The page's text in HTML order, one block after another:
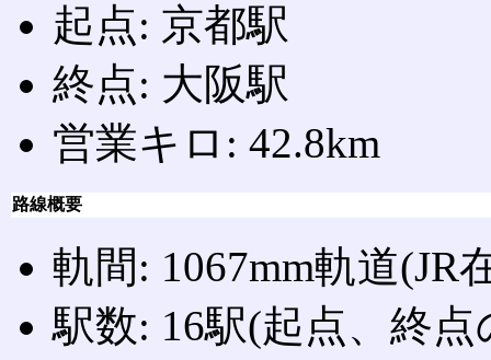
起点: 京都駅
終点: 大阪駅
営業キロ: 42.8km
路線概要
軌間: 1067mm軌道(JR
駅数: 16駅(起点、終